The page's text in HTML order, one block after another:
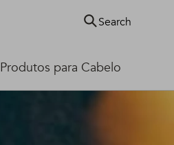
Produtos para Cabelo
Search